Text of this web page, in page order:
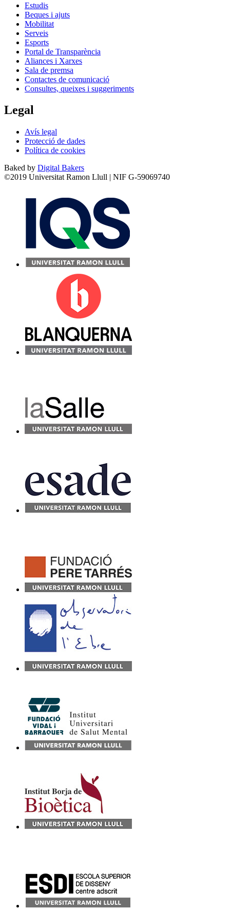
Estudis
Beques i ajuts
Mobilitat
Serveis
Esports
Portal de Transparència
Aliances i Xarxes
Sala de premsa
Contactes de comunicació
Consultes, queixes i suggeriments
Legal
Avís legal
Protecció de dades
Política de cookies
Baked by Digital Bakers
©2019 Universitat Ramon Llull | NIF G-59069740